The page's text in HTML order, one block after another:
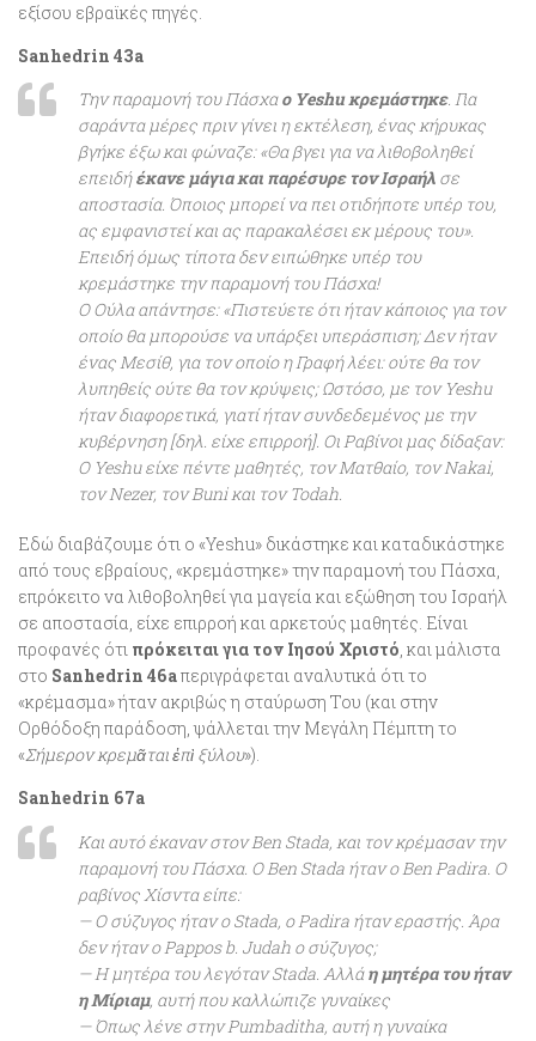
εξίσου εβραϊκές πηγές.
Sanhedrin 43a
Την παραμονή του Πάσχαο Yeshu κρεμάστηκε. Για
σαράντα μέρες πριν γίνει η εκτέλεση, ένας κήρυκας
βγήκε έξω και φώναζε: «Θα βγει για να λιθοβοληθεί
επειδήέκανε μάγια και παρέσυρε τον Ισραήλ σε
αποστασία. Όποιος μπορεί να πει οτιδήποτε υπέρ του,
ας εμφανιστεί και ας παρακαλέσει εκ μέρους του».
Επειδή όμως τίποτα δεν ειπώθηκε υπέρ του
κρεμάστηκε την παραμονή του Πάσχα!
Ο Ούλα απάντησε: «Πιστεύετε ότι ήταν κάποιος για τον
οποίο θα μπορούσε να υπάρξει υπεράσπιση; Δεν ήταν
ένας Μεσίθ, για τον οποίο η Γραφή λέει: ούτε θα τον
λυπηθείς ούτε θα τον κρύψεις; Ωστόσο, με τον Yeshu
ήταν διαφορετικά, γιατί ήταν συνδεδεμένος με την
κυβέρνηση [δηλ. είχε επιρροή]. Οι Ραβίνοι μας δίδαξαν:
Ο Yeshu είχε πέντε μαθητές, τον Ματθαίο, τον Nakai,
τον Nezer, τον Buni και τον Todah.
Εδώ διαβάζουμε ότι ο «Yeshu» δικάστηκε και καταδικάστηκε
από τους εβραίους, «κρεμάστηκε» την παραμονή του Πάσχα,
επρόκειτο να λιθοβοληθεί για μαγεία και εξώθηση του Ισραήλ
σε αποστασία, είχε επιρροή και αρκετούς μαθητές. Είναι
προφανές ότι πρόκειται για τον Ιησού Χριστό, και μάλιστα
στο Sanhedrin 46aπεριγράφεται αναλυτικά ότι το
«κρέμασμα» ήταν ακριβώς η σταύρωση Του (και στην
Ορθόδοξη παράδοση, ψάλλεται την Μεγάλη Πέμπτη το
«Σήμερον κρεμᾶται ἐπὶ ξύλου»).
Sanhedrin 67a
Και αυτό έκαναν στον Ben Stada, και τον κρέμασαν την
παραμονή του Πάσχα. Ο Ben Stada ήταν ο Ben Padira. Ο
ραβίνος Χίσντα είπε:
— Ο σύζυγος ήταν ο Stada, ο Padira ήταν εραστής. Άρα
δεν ήταν ο Pappos b. Judah ο σύζυγος;
— Η μητέρα του λεγόταν Stada. Αλλάη μητέρα του ήταν
η Μίριαμ, αυτή που καλλώπιζε γυναίκες
— Όπως λένε στην Pumbaditha, αυτή η γυναίκα